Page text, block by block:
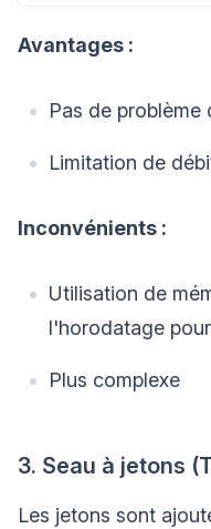
Avantages :
Pas de problème
Limitation de
Inconvénients :
Utilisation de
l'horodatage
Plus complexe
3. Seau à jetons
Les jetons sont